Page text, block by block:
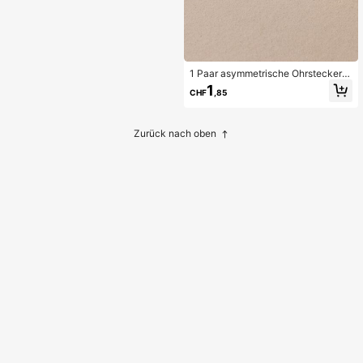
1 Paar asymmetrische Ohrstecker
mit Kunstperlen Dekor
CHF1 ,85
Zurück nach oben